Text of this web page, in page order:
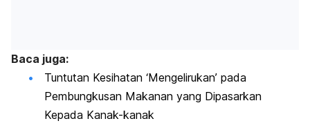
Baca juga:
Tuntutan Kesihatan ‘Mengelirukan’ pada
Pembungkusan Makanan yang Dipasarkan
Kepada Kanak-kanak